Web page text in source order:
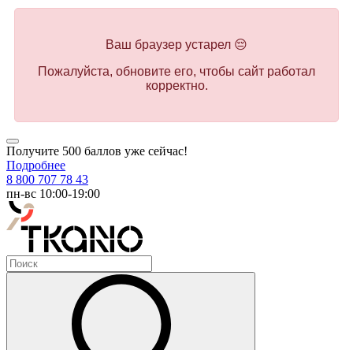
Ваш браузер устарел 😔
Пожалуйста, обновите его, чтобы сайт работал
корректно.
Получите 500 баллов уже сейчас!
Подробнее
8 800 707 78 43
пн-вс 10:00-19:00